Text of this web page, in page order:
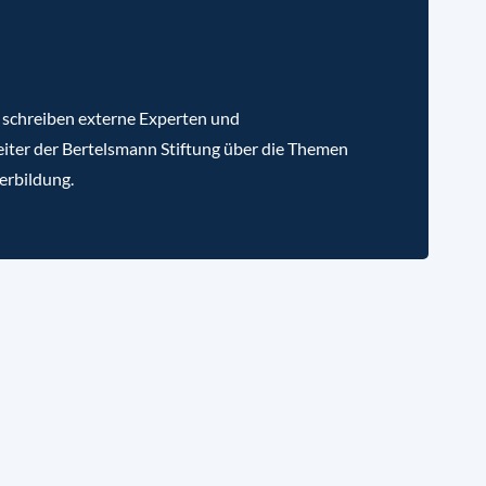
externe Experten und
der Bertelsmann Stiftung über die Themen